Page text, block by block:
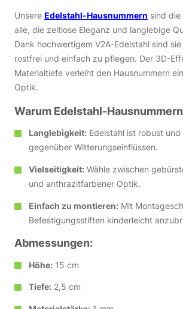
Unsere Edelstahl-Hausnummern sind
alle, die zeitlose Eleganz und langlebige
Dank hochwertigem V2A-Edelstahl sind
rostfrei und einfach zu pflegen. Der 3D-
Materialtiefe verleiht den Hausnummern
Optik.
Warum Edelstahl-
Langlebigkeit: Edelstahl ist robust
gegenüber Witterungseinflüssen.
Vielseitigkeit: Wähle zwischen
und anthrazitfarbener Optik.
Einfach zu montieren: Mit
Befestigungsstiften kinderleicht
Abmessungen:
Höhe: 15 cm
Tiefe: 2,5 cm